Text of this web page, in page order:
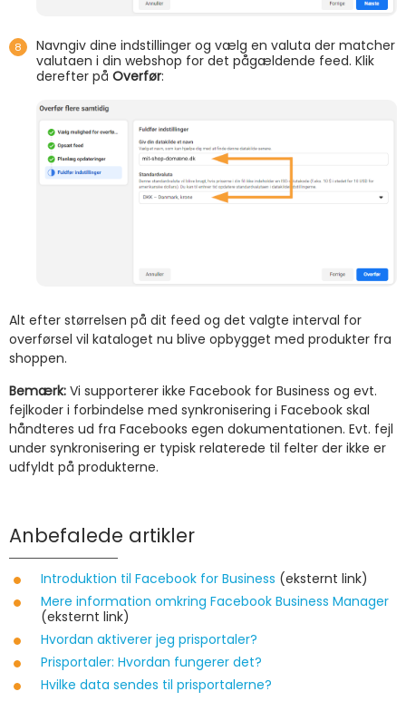
Navngiv dine indstillinger og vælg en valuta der matcher
valutaen i din webshop for det pågældende feed. Klik
derefter på Overfør:
Alt efter størrelsen på dit feed og det valgte interval for
overførsel vil kataloget nu blive opbygget med produkter fra
shoppen.
Bemærk: Vi supporterer ikke Facebook for Business og evt.
fejlkoder i forbindelse med synkronisering i Facebook skal
håndteres ud fra Facebooks egen dokumentationen. Evt. fejl
under synkronisering er typisk relaterede til felter der ikke er
udfyldt på produkterne.
Anbefalede artikler
Introduktion til Facebook for Business (eksternt link)
Mere information omkring Facebook Business Manager
(eksternt link)
Hvordan aktiverer jeg prisportaler?
Prisportaler: Hvordan fungerer det?
Hvilke data sendes til prisportalerne?